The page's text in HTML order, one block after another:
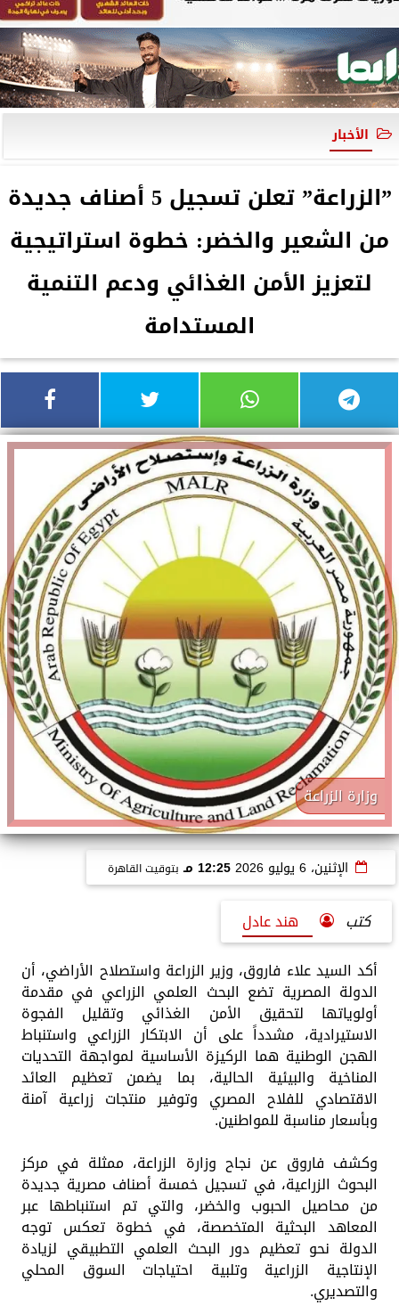
الأخبار
”الزراعة” تعلن تسجيل 5 أصناف جديدة
من الشعير والخضر: خطوة استراتيجية
لتعزيز الأمن الغذائي ودعم التنمية
المستدامة
وزارة الزراعة
الإثنين، 6 يوليو 2026 12:25 مـ بتوقيت القاهرة
كتب
هند عادل
أكد السيد علاء فاروق، وزير الزراعة واستصلاح الأراضي، أن
الدولة المصرية تضع البحث العلمي الزراعي في مقدمة
أولوياتها لتحقيق الأمن الغذائي وتقليل الفجوة
الاستيرادية، مشدداً على أن الابتكار الزراعي واستنباط
الهجن الوطنية هما الركيزة الأساسية لمواجهة التحديات
المناخية والبيئية الحالية، بما يضمن تعظيم العائد
الاقتصادي للفلاح المصري وتوفير منتجات زراعية آمنة
وبأسعار مناسبة للمواطنين.
وكشف فاروق عن نجاح وزارة الزراعة، ممثلة في مركز
البحوث الزراعية، في تسجيل خمسة أصناف مصرية جديدة
من محاصيل الحبوب والخضر، والتي تم استنباطها عبر
المعاهد البحثية المتخصصة، في خطوة تعكس توجه
الدولة نحو تعظيم دور البحث العلمي التطبيقي لزيادة
الإنتاجية الزراعية وتلبية احتياجات السوق المحلي
والتصديري.